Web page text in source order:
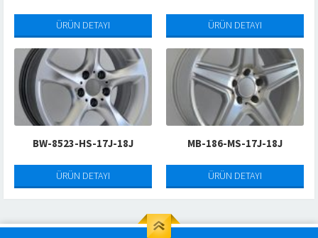
ÜRÜN DETAYI ÜRÜN DETAYI
BW-8523-HS-17J-18J
ÜRÜN DETAYI
MB-186-MS-17J-18J
ÜRÜN DETAYI